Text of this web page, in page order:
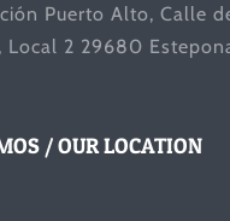
Puerto Alto, Calle
Local 2 29680
/ OUR LOCATION